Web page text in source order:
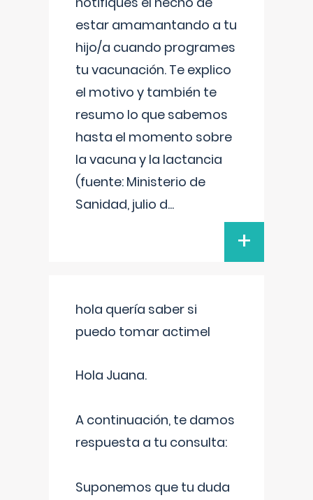
estar amamantando a tu
hijo/a cuando programes
tu vacunación. Te explico
el motivo y también te
resumo lo que sabemos
hasta el momento sobre
la vacuna y la lactancia
(fuente: Ministerio de
Sanidad, julio d...
+
hola quería saber si
puedo tomar actimel
Hola Juana.
A continuación, te damos
respuesta a tu consulta:
Suponemos que tu duda